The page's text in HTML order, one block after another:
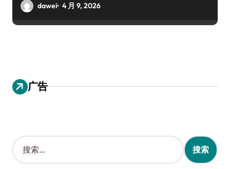
dawei 4 月 9, 2026
广告
搜
索
：